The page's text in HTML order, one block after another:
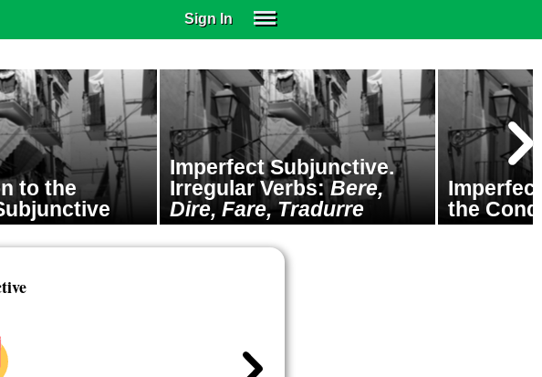
Sign In
SUBSCRIBE
EDUCATIONAL LICENSES
GIFT CARDS
OTHER LANGUAGES
ABOUT US
ALEXA
to the
Imperfect Subjunctive.
Irregular Verbs:Bere,
Dire, Fare, Tradurre
the